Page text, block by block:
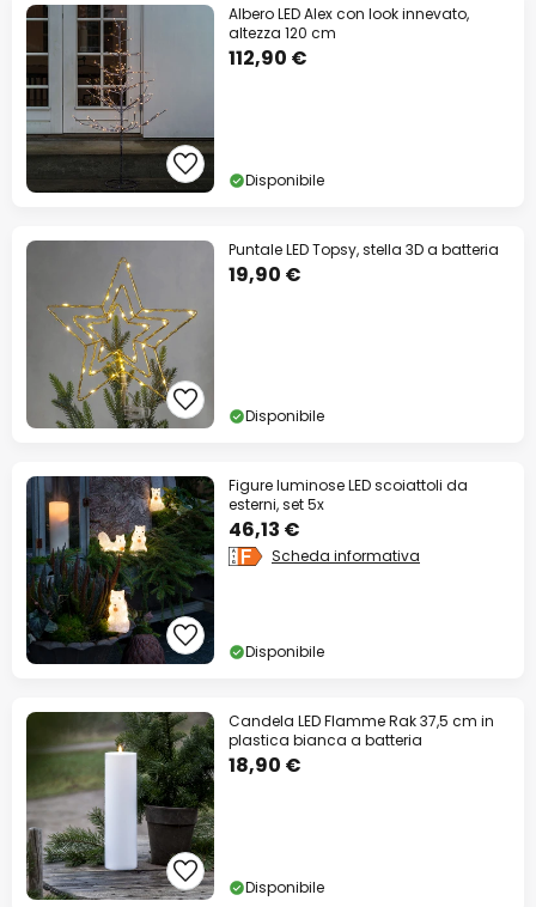
Albero LED Alex con look innevato,
altezza 120 cm
112,90 €
Disponibile
Puntale LED Topsy, stella 3D a batteria
19,90 €
Disponibile
Figure luminose LED scoiattoli da
esterni, set 5x
46,13 €
Scheda informativa
Disponibile
Candela LED Flamme Rak 37,5 cm in
plastica bianca a batteria
18,90 €
Disponibile